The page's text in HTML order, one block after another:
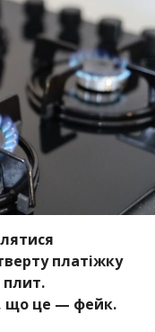
платіжку
плит.
що це — фейк.